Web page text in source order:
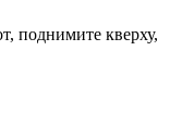
поднимите кверху,